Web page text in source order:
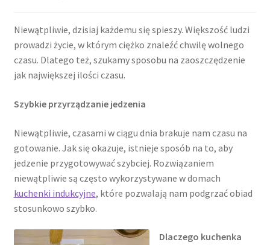
Niewątpliwie, dzisiaj każdemu się spieszy. Większość ludzi
prowadzi życie, w którym ciężko znaleźć chwilę wolnego
czasu. Dlatego też, szukamy sposobu na zaoszczędzenie
jak największej ilości czasu.
Szybkie przyrządzanie jedzenia
Niewątpliwie, czasami w ciągu dnia brakuje nam czasu na
gotowanie. Jak się okazuje, istnieje sposób na to, aby
jedzenie przygotowywać szybciej. Rozwiązaniem
niewątpliwie są często wykorzystywane w domach
kuchenki indukcyjne, które pozwalają nam podgrzać obiad
stosunkowo szybko.
Dlaczego kuchenka